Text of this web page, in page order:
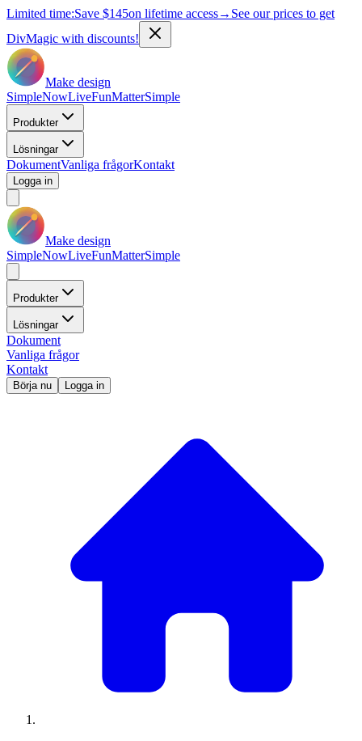
Limited time:Save $145on lifetime access→ See our prices to get
DivMagic with discounts!
Make design
SimpleNowLiveFunMatterSimple
Produkter
Lösningar
DokumentVanliga frågorKontakt
Logga in
Make design
SimpleNowLiveFunMatterSimple
Produkter
Lösningar
Dokument
Vanliga frågor
Kontakt
Börja nu Logga in